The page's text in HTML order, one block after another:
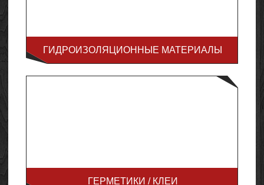
ГИДРОИЗОЛЯЦИОННЫЕ МАТЕРИАЛЫ
ГЕРМЕТИКИ / КЛЕИ